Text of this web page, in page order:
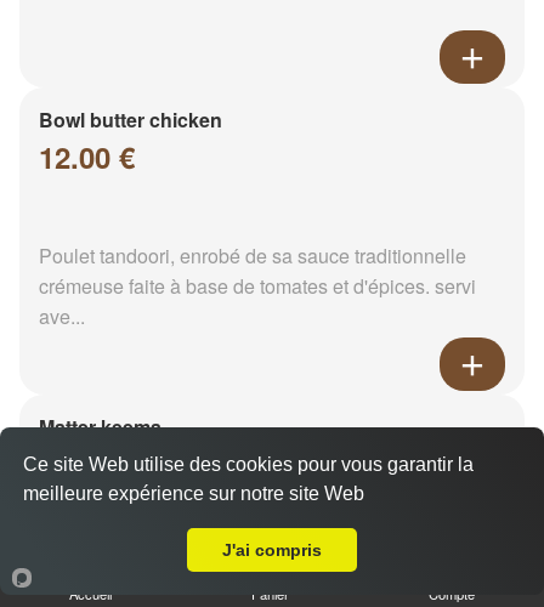
Bowl butter chicken
12.00 €
Poulet tandoori, enrobé de sa sauce traditionnelle
crémeuse faite à base de tomates et d'épices. servi
ave...
Matter keema
12.00 €
Viande hachée et pois vert. Servi avec son riz
Accueil Panier Compte
Ce site Web utilise des cookies pour vous garantir la
meilleure expérience sur notre site Web
J'ai compris